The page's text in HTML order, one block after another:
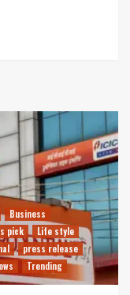
Business
pick
Life style
press release
Trending